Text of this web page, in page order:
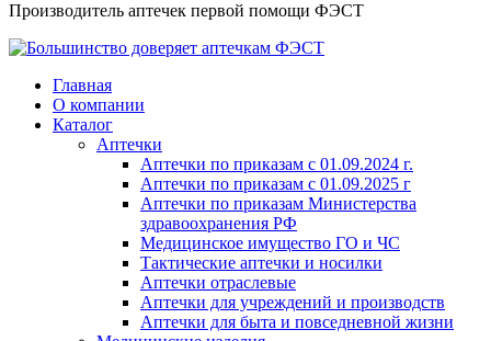
Производитель аптечек первой помощи ФЭСТ
Главная
О компании
Каталог
Аптечки
Аптечки по приказам с 01.09.2024 г.
Аптечки по приказам с 01.09.2025 г
Аптечки по приказам Министерства
здравоохранения РФ
Медицинское имущество ГО и ЧС
Тактические аптечки и носилки
Аптечки отраслевые
Аптечки для учреждений и производств
Аптечки для быта и повседневной жизни